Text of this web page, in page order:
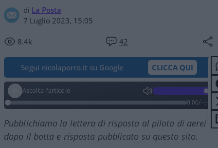
di La Posta
7 Luglio 2023, 15:05
8.4k 42
Segui nicolaporro.it su Google CLICCA QUI
Ascolta l'articolo
0:00/--:--
Pubblichiamo la lettera di risposta al pilota di aerei
dopo il botta e risposta pubblicato su questo sito.